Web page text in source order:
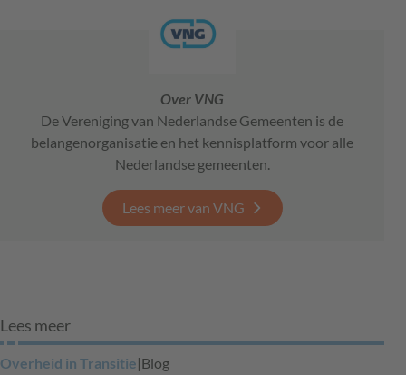
Over VNG
De Vereniging van Nederlandse Gemeenten is de
belangenorganisatie en het kennisplatform voor alle
Nederlandse gemeenten.
Lees meer van VNG
Lees meer
Overheid in Transitie|Blog